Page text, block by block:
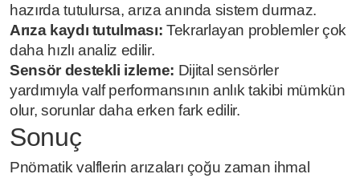
hazırda tutulursa, arıza anında sistem durmaz.
Arıza kaydı tutulması: Tekrarlayan problemler çok
daha hızlı analiz edilir.
Sensör destekli izleme: Dijital sensörler
yardımıyla valf performansının anlık takibi mümkün
olur, sorunlar daha erken fark edilir.
Sonuç
Pnömatik valflerin arızaları çoğu zaman ihmal